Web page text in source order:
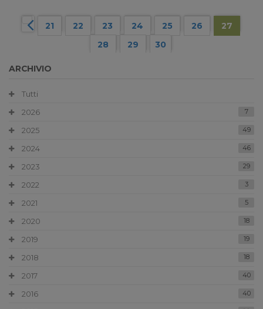
21 22 23 24 25 26
27
28
29 30
ARCHIVIO
Tutti
2026
7
2025 49
2024 46
2023 29
2022 3
2021 5
2020 18
2019 19
2018 18
2017 40
2016 40